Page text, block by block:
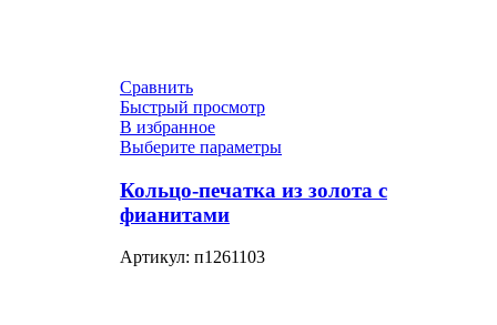
Сравнить
Быстрый просмотр
В избранное
Выберите параметры
Кольцо-печатка из золота с
фианитами
Артикул: п1261103